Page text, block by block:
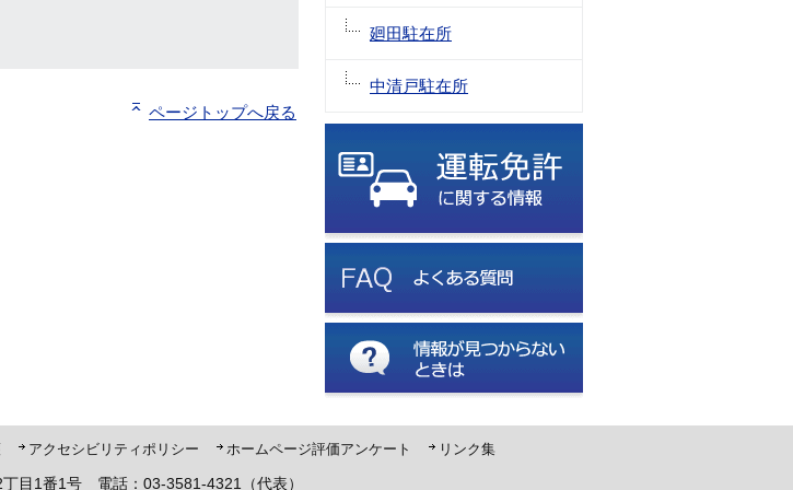
ページトップへ戻る
廻田駐在所
中清戸駐在所
アクセシビリティポリシー ホームページ評価アンケート リンク集
目1番1号 電話：03-3581-4321（代表）